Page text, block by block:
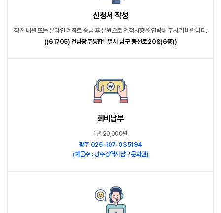
신청서 작성
직접 내원 또는 온라인 계좌로 송금 후 본원으로 인적사항을 연락해 주시기 바랍니다.
((61705) 전남광주통합특별시 남구 봉선로 208(6층))
회비납부
1년 20,000원
광주 025-107-035194
(예금주 : 광주광역시남구문화원)